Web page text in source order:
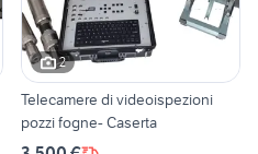
2
Telecamere di videoispezioni
pozzi fogne- Caserta